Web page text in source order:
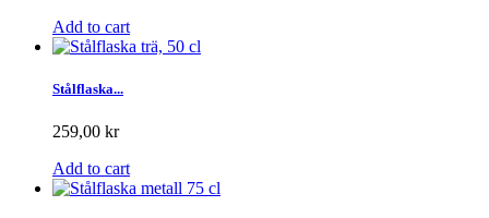
Add to cart
Stålflaska...
259,00 kr
Add to cart